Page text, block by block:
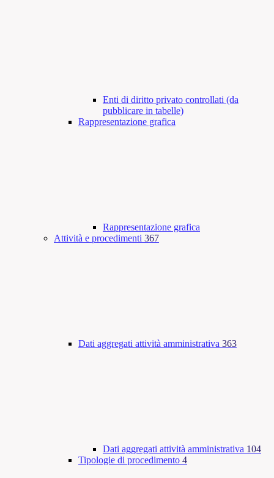
Enti di diritto privato controllati (da
pubblicare in tabelle)
Rappresentazione grafica
Rappresentazione grafica
Attività e procedimenti 367
Dati aggregati attività amministrativa 363
Dati aggregati attività amministrativa 104
Tipologie di procedimento 4